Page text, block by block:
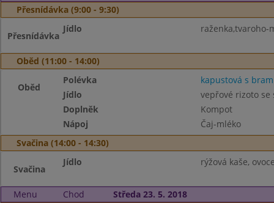
Přesnídávka (9:00 - 9:30)
Přesnídávka
Jídlo raženka,tvaroho-
Oběd (11:00 - 14:00)
Oběd
Polévka
kapustová s
Jídlo
vepřové rizoto se
Doplněk
Kompot
Nápoj
Čaj-mléko
Svačina (14:00 - 14:30)
Svačina
Jídlo rýžová kaše,
Menu Chod
Středa 23. 5. 2018